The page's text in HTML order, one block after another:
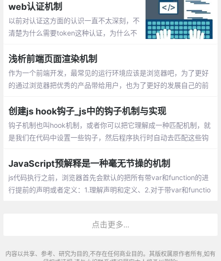
弹出下载框。hadoop上的这个任务耗时比较久
web认证机制
以前对认证这方面的认识一直不太深刻，不
清楚为什么需要token这种认证，为什么不
读了几篇大牛的博客才对认证机制方面有了
进一步了解。
浅析前端页面渲染机制
作为一个前端开发，最常见的运行环境应该是浏览器吧，为了更好
的通过浏览器把优秀的产品带给用户，也为了更好的发展自己的前
面这期间浏览器是如何进行工作的
创建js hook钩子_js中的钩子机制与实现
钩子机制也叫hook机制，或者你可以把它理解成一种匹配机制，就
是我们在代码中设置一些钩子，然后程序执行时自动去匹配这些钩
用同事优化代码结构
JavaScript预解释是一种毫无节操的机制
js代码执行之前，浏览器首先会默认的把所有带var和function的进
行提前的声明或者定义：1.理解声明和定义、2.对于带var和functio
点击更多...
内容以共享、参考、研究为目的,不存在任何商业目的。其版权属原作者所有,如有